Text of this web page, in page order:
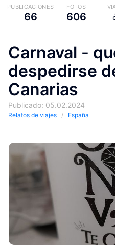
PUBLICACIONES
66
FOTOS
606
Carnaval -
despedirse
Canarias
Publicado: 05.02.2024
Relatos de viajes España